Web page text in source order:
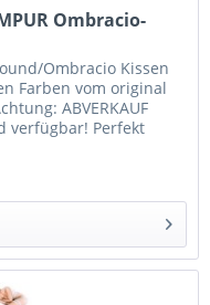
Ombracio-
Ombracio Kissen
Farben vom original
ABVERKAUF
verfügbar! Perfekt